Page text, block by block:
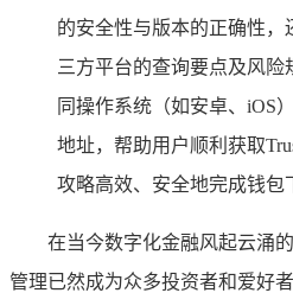
的安全性与版本的正确性，
三方平台的查询要点及风险
同操作系统（如安卓、iOS
地址，帮助用户顺利获取
攻略高效、安全地完成钱包
在当今数字化金融风起云涌
管理已然成为众多投资者和爱好